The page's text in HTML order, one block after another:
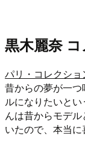
黒木麗奈 コ
パリ・コレクシ
昔からの夢が一
ルになりたいと
んは昔からモデ
いたので、本当に